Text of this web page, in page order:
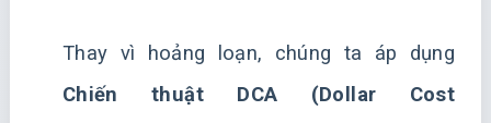
Thay vì hoảng loạn, chúng ta áp dụng
Chiến thuật DCA (Dollar Cost